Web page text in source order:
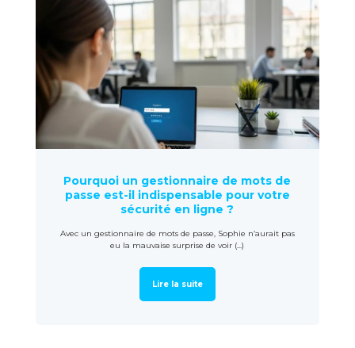
Pourquoi un gestionnaire de mots de
passe est-il indispensable pour votre
sécurité en ligne ?
Avec un gestionnaire de mots de passe, Sophie n’aurait pas
eu la mauvaise surprise de voir (...)
Lire la suite